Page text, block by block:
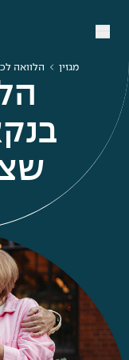
מגזין הלוואה